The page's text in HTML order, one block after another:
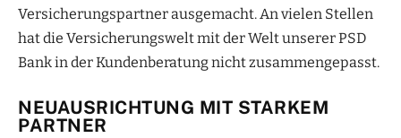
Versicherungspartner ausgemacht. An vielen Stellen
hat die Versicherungswelt mit der Welt unserer PSD
Bank in der Kundenberatung nicht zusammengepasst.
NEUAUSRICHTUNG MIT STARKEM
PARTNER